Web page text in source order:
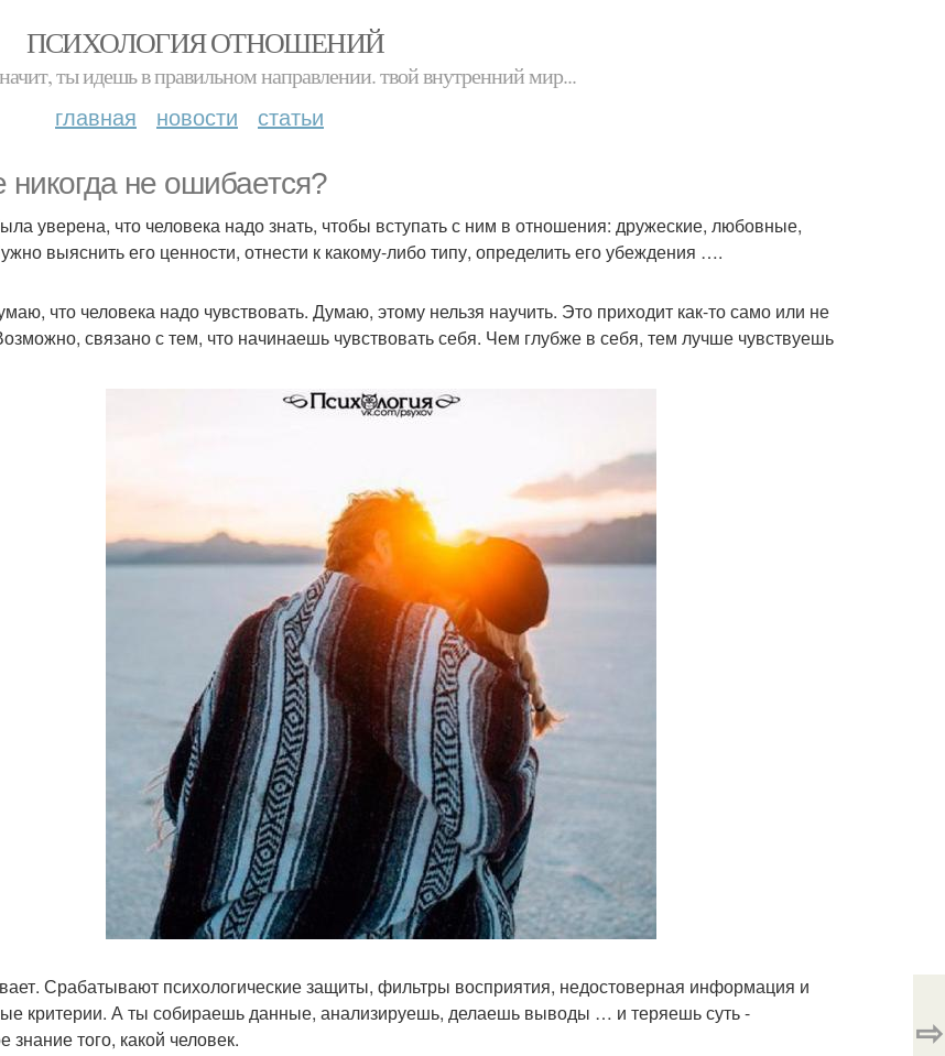
ПСИХОЛОГИЯ ОТНОШЕНИЙ
ты идешь в правильном направлении. твой внутренний мир...
главная новости статьи
никогда не ошибается?
уверена, что человека надо знать, чтобы вступать с ним в отношения: дружеские, любовные,
выяснить его ценности, отнести к какому-либо типу, определить его убеждения ….
что человека надо чувствовать. Думаю, этому нельзя научить. Это приходит как-то само или не
связано с тем, что начинаешь чувствовать себя. Чем глубже в себя, тем лучше чувствуешь
Срабатывают психологические защиты, фильтры восприятия, недостоверная информация и
критерии. А ты собираешь данные, анализируешь, делаешь выводы … и теряешь суть -
знание того, какой человек.
⇨